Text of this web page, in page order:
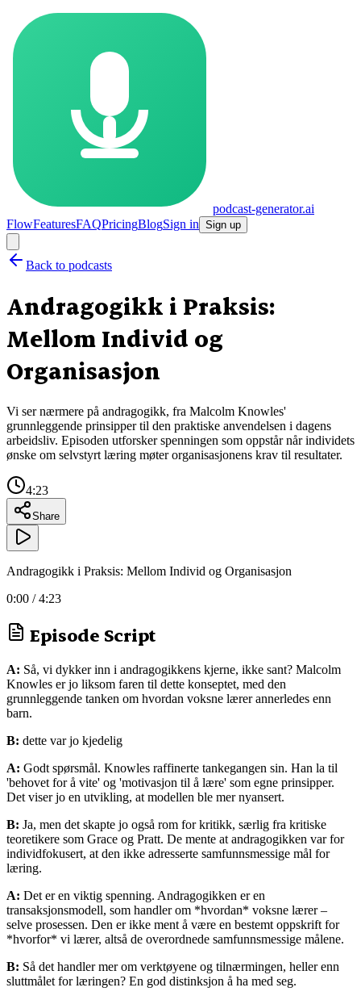
podcast-generator.ai
FlowFeaturesFAQPricingBlogSign in Sign up
Back to podcasts
Andragogikk i Praksis:
Mellom Individ og
Organisasjon
Vi ser nærmere på andragogikk, fra Malcolm Knowles'
grunnleggende prinsipper til den praktiske anvendelsen i dagens
arbeidsliv. Episoden utforsker spenningen som oppstår når individets
ønske om selvstyrt læring møter organisasjonens krav til resultater.
4:23
Share
Andragogikk i Praksis: Mellom Individ og Organisasjon
0:00 /4:23
Episode Script
A: Så, vi dykker inn i andragogikkens kjerne, ikke sant? Malcolm
Knowles er jo liksom faren til dette konseptet, med den
grunnleggende tanken om hvordan voksne lærer annerledes enn
barn.
B: dette var jo kjedelig
A: Godt spørsmål. Knowles raffinerte tankegangen sin. Han la til
'behovet for å vite' og 'motivasjon til å lære' som egne prinsipper.
Det viser jo en utvikling, at modellen ble mer nyansert.
B: Ja, men det skapte jo også rom for kritikk, særlig fra kritiske
teoretikere som Grace og Pratt. De mente at andragogikken var for
individfokusert, at den ikke adresserte samfunnsmessige mål for
læring.
A: Det er en viktig spenning. Andragogikken er en
transaksjonsmodell, som handler om *hvordan* voksne lærer –
selve prosessen. Den er ikke ment å være en bestemt oppskrift for
*hvorfor* vi lærer, altså de overordnede samfunnsmessige målene.
B: Så det handler mer om verktøyene og tilnærmingen, heller enn
sluttmålet for læringen? En god distinksjon å ha med seg.